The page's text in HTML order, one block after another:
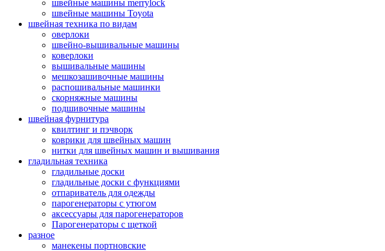
швейные машины merrylock
швейные машины Toyota
швейная техника по видам
оверлоки
швейно-вышивальные машины
коверлоки
вышивальные машины
мешкозашивочные машины
распошивальные машинки
скорняжные машины
подшивочные машины
швейная фурнитура
квилтинг и пэчворк
коврики для швейных машин
нитки для швейных машин и вышивания
гладильная техника
гладильные доски
гладильные доски с функциями
отпариватель для одежды
парогенераторы с утюгом
аксессуары для парогенераторов
Парогенераторы с щеткой
разное
манекены портновские